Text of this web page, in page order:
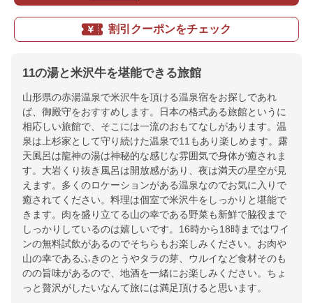
割引クーポンをチェック
11の湯と米沢牛を堪能できる旅館
山形県の赤湯温泉で米沢牛を頂ける温泉宿をお探しであれ
ば、御殿守をおすすめします。日本の格式ある旅館というに
相応しい旅館で、そこには一流のおもてなしがあります。温
泉は上杉家として守り続けた温泉で11もあり楽しめます。露
天風呂は龍神の湯は神秘的な感じな雰囲気で身体が癒されま
す。大岩くり抜き風呂は開放感があり、夜は満天の星空が見
えます。多くのロケーションがある温泉なのでお気に入りで
癒されてください。料理は個室で米沢牛をしっかりと堪能で
きます。肉を盛り立てる山の幸である野菜も新鮮で脇役まで
しっかりしているのは嬉しいです。16時から18時まではワイ
ンの無料試飲があるのでそちらもお楽しみください。お肉や
山の幸であるふきのとうやタラの芽、ウルイなど食材そのも
のの旨味があるので、地酒を一緒にお楽しみください。ちょ
っと贅沢がしたいなんて旅には満足頂けると思います。